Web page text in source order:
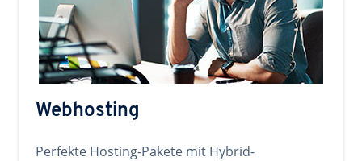
Webhosting
Perfekte Hosting-Pakete mit Hybrid-